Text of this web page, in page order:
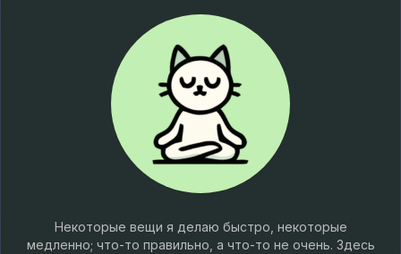
Некоторые вещи я делаю быстро, некоторые
медленно; что-то правильно, а что-то не очень. Здесь